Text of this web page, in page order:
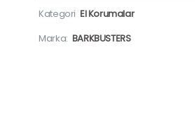
Kategori El Korumalar
Marka: BARKBUSTERS